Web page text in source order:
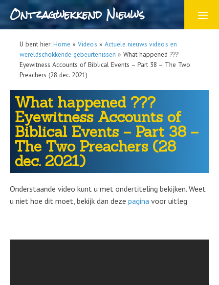
Ontzagwekkend Nieuws
U bent hier: Home » Video's » Actuele nieuws video's en
wereldschokkende gebeurtenissen » What happened ???
Eyewitness Accounts of Biblical Events – Part 38 – The Two
Preachers (28 dec. 2021)
What happened ???
Eyewitness Accounts of
Biblical Events – Part 38 –
The Two Preachers (28
dec. 2021)
Onderstaande video kunt u met ondertiteling bekijken. Weet
u niet hoe dit moet, bekijk dan deze pagina voor uitleg